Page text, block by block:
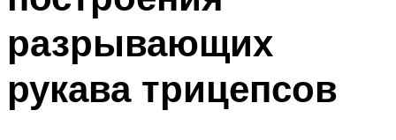
разрывающих
рукава трицепсов